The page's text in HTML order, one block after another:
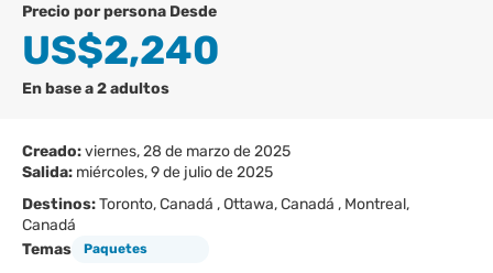
precio por persona Desde
US$2,240
En base a 2 adultos
Creado:viernes, 28 de marzo de 2025
Salida: miércoles, 9 de julio de 2025
Destinos:Toronto, Canadá , Ottawa, Canadá , Montreal,
Canadá
Temas
Paquetes